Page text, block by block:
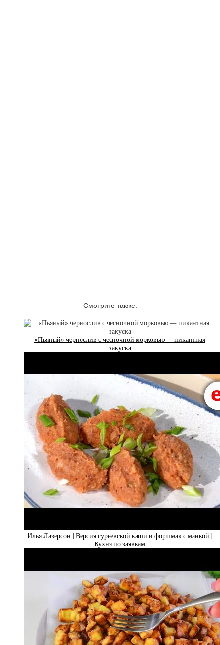
Смотрите также:
«Пьяный» чернослив с чесночной морковью — пикантная
закуска
Илья Лазерсон | Версия гурьевской каши и форшмак с манкой |
Кухня по заявкам